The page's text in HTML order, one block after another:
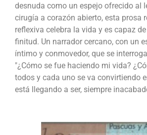
desnuda como un espejo ofrecido al
cirugía a corazón abierto, esta prosa
reflexiva celebra la vida y es capaz
finitud. Un narrador cercano, con un
íntimo y conmovedor, que se
"¿Cómo se fue haciendo mi vida?
todos y cada uno se va convirtiendo
está llegando a ser, siempre